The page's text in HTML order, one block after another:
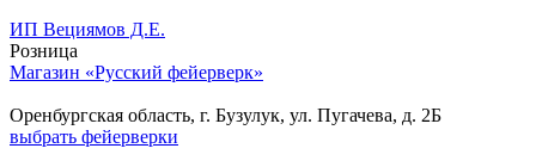
ИП Вециямов Д.Е.
Розница
Магазин «Русский фейерверк»
Оренбургская область, г. Бузулук, ул. Пугачева, д. 2Б
выбрать фейерверки